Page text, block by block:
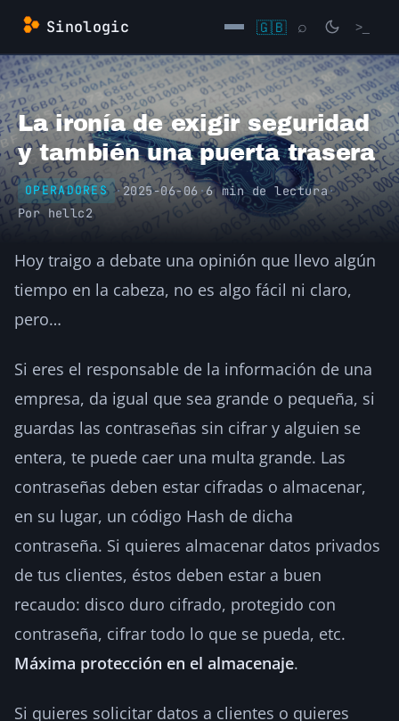
Saltar
contenido
Sinologic 🇬🇧 ⌕ >_
→
La ironía de exigir seguridad
y también una puerta trasera
OPERADORES ·2025-06-06 ·6 min de lectura·
Por hellc2
Hoy traigo a debate una opinión que llevo algún
tiempo en la cabeza, no es algo fácil ni claro,
pero…
Si eres el responsable de la información de una
empresa, da igual que sea grande o pequeña, si
guardas las contraseñas sin cifrar y alguien se
entera, te puede caer una multa grande. Las
contraseñas deben estar cifradas o almacenar,
en su lugar, un código Hash de dicha
contraseña. Si quieres almacenar datos privados
de tus clientes, éstos deben estar a buen
recaudo: disco duro cifrado, protegido con
contraseña, cifrar todo lo que se pueda, etc.
Máxima protección en el almacenaje.
Si quieres solicitar datos a clientes o quieres